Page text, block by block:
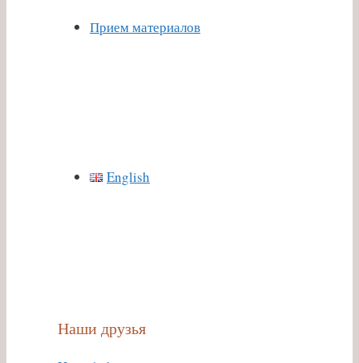
Прием материалов
English
Наши друзья